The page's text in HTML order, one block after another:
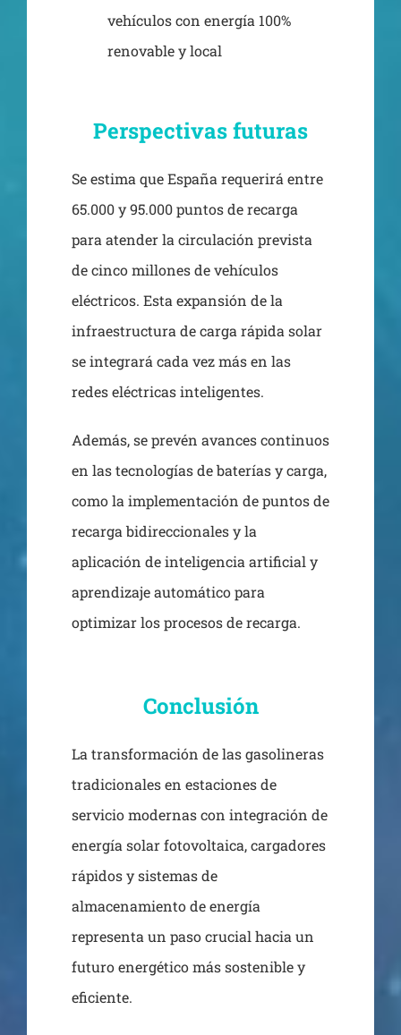
vehículos con energía 100%
renovable y local
Perspectivas futuras
Se estima que España requerirá entre
65.000 y 95.000 puntos de recarga
para atender la circulación prevista
de cinco millones de vehículos
eléctricos. Esta expansión de la
infraestructura de carga rápida solar
se integrará cada vez más en las
redes eléctricas inteligentes.
Además, se prevén avances continuos
en las tecnologías de baterías y carga,
como la implementación de puntos de
recarga bidireccionales y la
aplicación de inteligencia artificial y
aprendizaje automático para
optimizar los procesos de recarga.
Conclusión
La transformación de las gasolineras
tradicionales en estaciones de
servicio modernas con integración de
energía solar fotovoltaica, cargadores
rápidos y sistemas de
almacenamiento de energía
representa un paso crucial hacia un
futuro energético más sostenible y
eficiente.